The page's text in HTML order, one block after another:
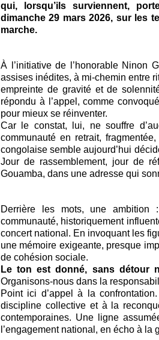
qui, lorsqu’ils surviennent,
dimanche 29 mars 2026, sur les
marche.
À l’initiative de l’honorable Ninon
assises inédites, à mi-chemin entre
empreinte de gravité et de
répondu à l’appel, comme
pour mieux se réinventer.
Car le constat, lui, ne souffre
communauté en retrait,
congolaise semble aujourd’hui
Jour de rassemblement, jour de
Gouamba, dans une adresse qui
Derrière les mots, une ambition
communauté, historiquement
concert national. En invoquant les
une mémoire exigeante, presque
de cohésion sociale.
Le ton est donné, sans détour
Organisons-nous dans la
Point ici d’appel à la
discipline collective et à la
contemporaines. Une ligne
l’engagement national, en écho à